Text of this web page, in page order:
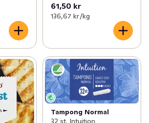
61,50 kr
136,67 kr /kg
Tampong Normal
32 st, Intuition